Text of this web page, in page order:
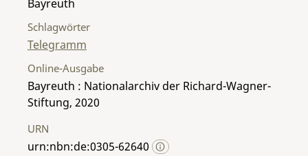
Bayreuth
Schlagwörter
Telegramm
Online-Ausgabe
Bayreuth : Nationalarchiv der Richard-Wagner-
Stiftung, 2020
URN
urn:nbn:de:0305-62640